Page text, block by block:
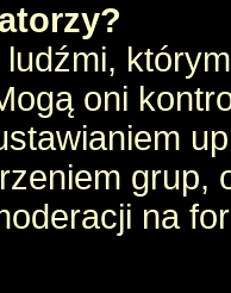
oni
grup,
na